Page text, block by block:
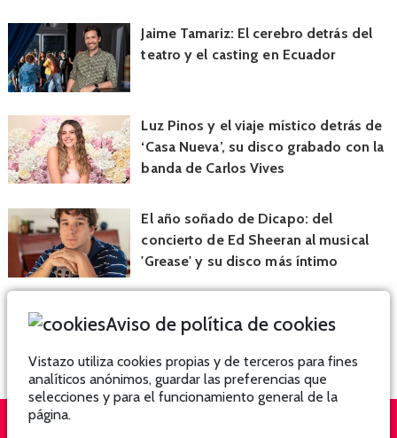
Jaime Tamariz: El cerebro detrás del
teatro y el casting en Ecuador
Luz Pinos y el viaje místico detrás de
‘Casa Nueva’, su disco grabado con la
banda de Carlos Vives
El año soñado de Dicapo: del
concierto de Ed Sheeran al musical
'Grease' y su disco más íntimo
Aviso de política de cookies
Vistazo utiliza cookies propias y de terceros para fines
analíticos anónimos, guardar las preferencias que
selecciones y para el funcionamiento general de la
página.